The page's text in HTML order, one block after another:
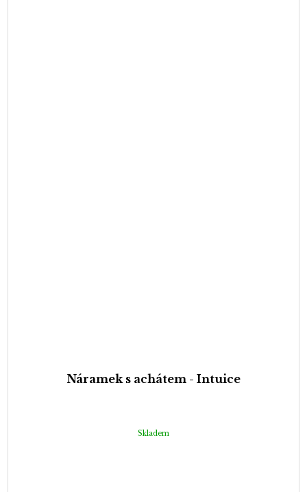
Náramek s achátem - Intuice
Skladem